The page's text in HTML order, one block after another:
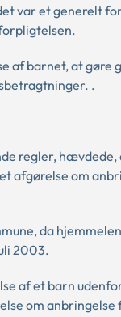
var et generelt
af barnet, at gøre
.
regler, hævdede,
afgørelse om
da
2003.
af et barn
om anbringelse